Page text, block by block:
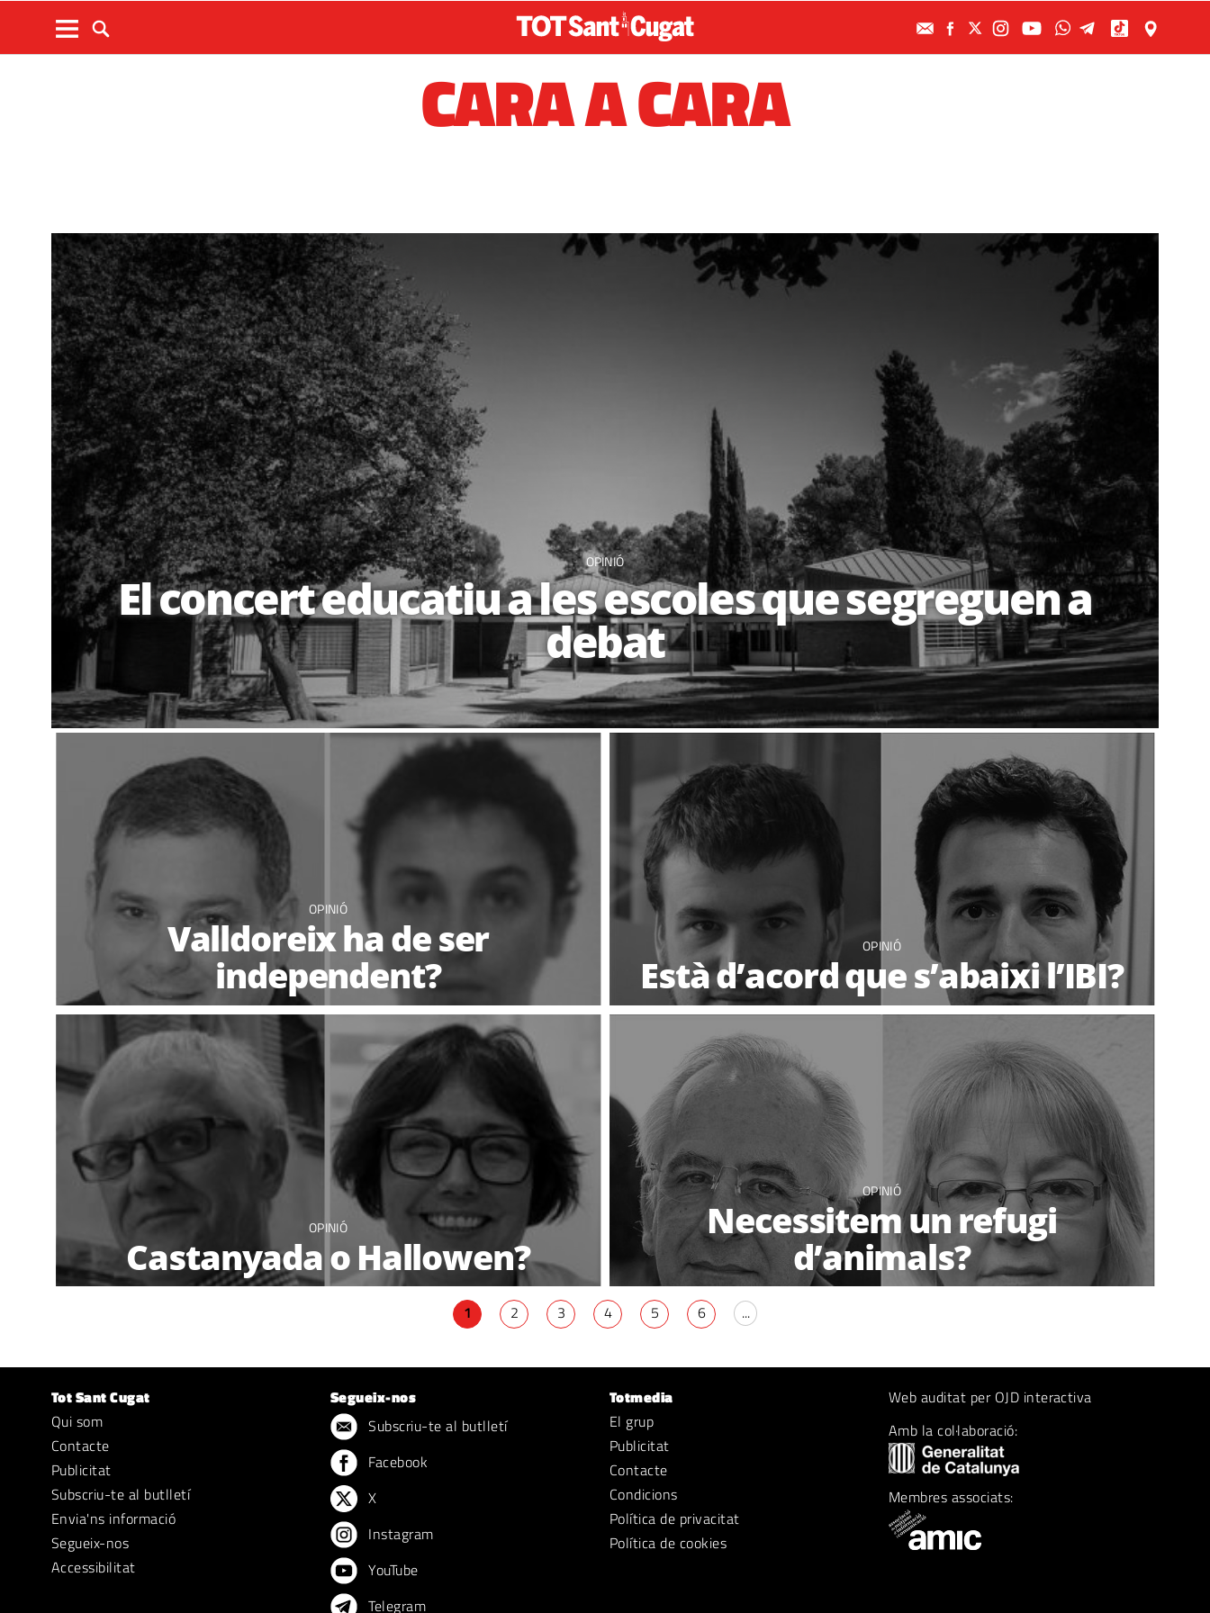
CARA A CARA
OPINIÓ
El concert educatiu a les escoles que segreguen a
debat
OPINIÓ
Valldoreix ha de ser
independent?
OPINIÓ
Està d’acord que s’abaixi l’IBI?
OPINIÓ
Castanyada o Hallowen?
OPINIÓ
Necessitem un refugi
d’animals?
1 2 3 4 5 6 ...
Tot Sant Cugat
Qui som
Contacte
Publicitat
Subscriu-te al butlletí
Envia'ns informació
Segueix-nos
Accessibilitat
Segueix-nos
Subscriu-te al butlletí
Facebook
X
Instagram
YouTube
Telegram
Totmedia
El grup
Publicitat
Contacte
Condicions
Política de privacitat
Política de cookies
Web auditat per OJD interactiva
Amb la col·laboració:
Membres associats: